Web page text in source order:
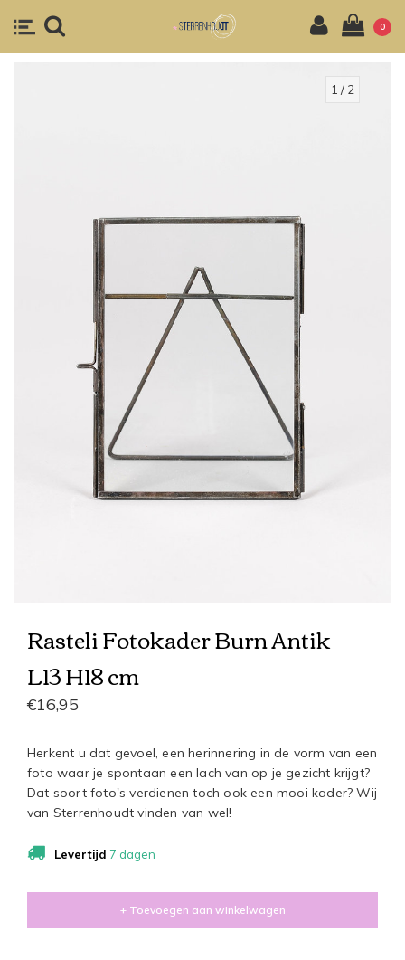
0
1 / 2
Rasteli Fotokader Burn Antik
L13 H18 cm
€16,95
Herkent u dat gevoel, een herinnering in de vorm van een
foto waar je spontaan een lach van op je gezicht krijgt?
Dat soort foto's verdienen toch ook een mooi kader? Wij
van Sterrenhoudt vinden van wel!
Levertijd 7 dagen
+ Toevoegen aan winkelwagen